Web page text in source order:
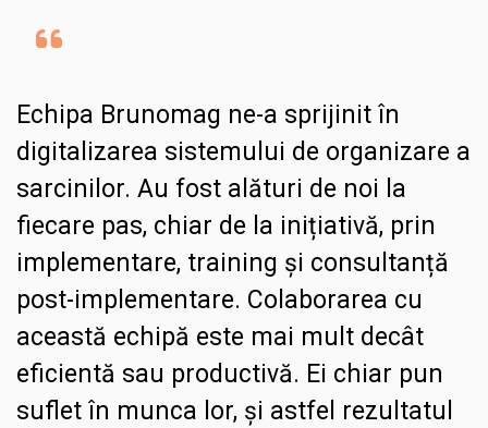
Echipa Brunomag ne-a sprijinit în
digitalizarea sistemului de organizare a
sarcinilor. Au fost alături de noi la
fiecare pas, chiar de la inițiativă, prin
implementare, training și consultanță
post-implementare. Colaborarea cu
această echipă este mai mult decât
eficientă sau productivă. Ei chiar pun
suflet în munca lor, și astfel rezultatul